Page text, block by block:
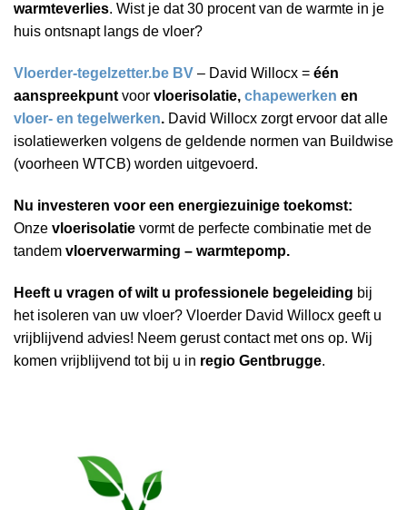
warmteverlies. Wist je dat 30 procent van de warmte in je
huis ontsnapt langs de vloer?
Vloerder-tegelzetter.be BV – David Willocx = één
aanspreekpunt voor vloerisolatie, chapewerken en
vloer- en tegelwerken. David Willocx zorgt ervoor dat alle
isolatiewerken volgens de geldende normen van Buildwise
(voorheen WTCB) worden uitgevoerd.
Nu investeren voor een energiezuinige toekomst:
Onze vloerisolatie vormt de perfecte combinatie met de
tandem vloerverwarming – warmtepomp.
Heeft u vragen of wilt u professionele begeleiding bij
het isoleren van uw vloer? Vloerder David Willocx geeft u
vrijblijvend advies! Neem gerust contact met ons op. Wij
komen vrijblijvend tot bij u in regio Gentbrugge.